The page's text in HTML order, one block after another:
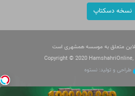
نسخه دسکتاپ
متعلق به موسسه همشهری است
Copyright © 2020
طراحی و تولید: نستوه